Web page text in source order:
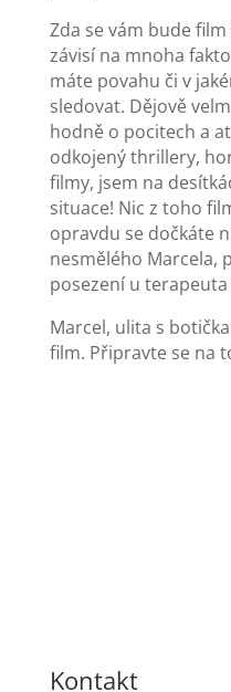
Zda se vám bude
závisí na mnoha
máte povahu či v
sledovat. Dějově
hodně o pocitech a
odkojený thrillery,
filmy, jsem na
situace! Nic z toho
opravdu se dočkáte
nesmělého Marcela,
posezení u
Marcel, ulita s
film. Připravte se na
Kontakt